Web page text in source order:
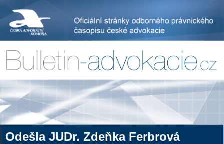
Odešla JUDr. Zdeňka Ferbrová